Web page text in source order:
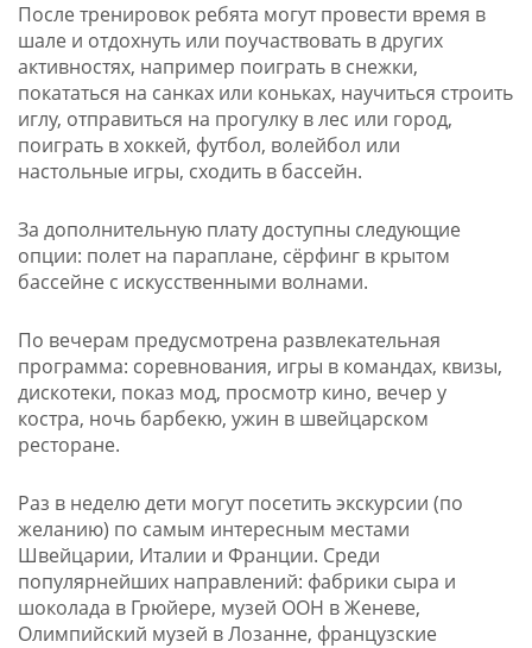
После тренировок ребята могут провести время в
шале и отдохнуть или поучаствовать в других
активностях, например поиграть в снежки,
покататься на санках или коньках, научиться строить
иглу, отправиться на прогулку в лес или город,
поиграть в хоккей, футбол, волейбол или
настольные игры, сходить в бассейн.
За дополнительную плату доступны следующие
опции: полет на параплане, сёрфинг в крытом
бассейне с искусственными волнами.
По вечерам предусмотрена развлекательная
программа: соревнования, игры в командах, квизы,
дискотеки, показ мод, просмотр кино, вечер у
костра, ночь барбекю, ужин в швейцарском
ресторане.
Раз в неделю дети могут посетить экскурсии (по
желанию) по самым интересным местами
Швейцарии, Италии и Франции. Среди
популярнейших направлений: фабрики сыра и
шоколада в Грюйере, музей ООН в Женеве,
Олимпийский музей в Лозанне, французские